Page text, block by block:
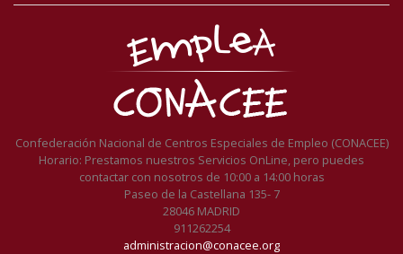
Confederación Nacional de Centros Especiales de Empleo (CONACEE)
Horario: Prestamos nuestros Servicios OnLine, pero puedes
contactar con nosotros de 10:00 a 14:00 horas
Paseo de la Castellana 135- 7
28046 MADRID
911262254
administracion@conacee.org